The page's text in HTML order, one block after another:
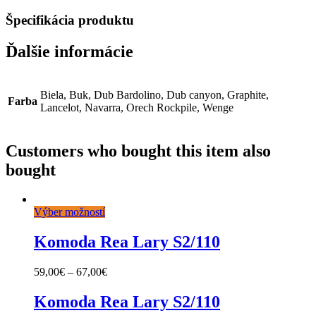
Špecifikácia produktu
Ďalšie informácie
Farba
Biela, Buk, Dub Bardolino, Dub canyon, Graphite,
Lancelot, Navarra, Orech Rockpile, Wenge
Customers who bought this item also
bought
Výber možností
Komoda Rea Lary S2/110
59,00€ – 67,00€
Komoda Rea Lary S2/110